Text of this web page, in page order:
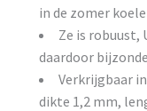
in de zomer
Ze is robuust,
daardoor
Verkrijgbaar
dikte 1,2 mm,